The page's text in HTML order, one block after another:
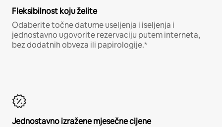
Fleksibilnost koju želite
Odaberite točne datume useljenja i iseljenja i
jednostavno ugovorite rezervaciju putem interneta,
bez dodatnih obveza ili papirologije.*
Jednostavno izražene mjesečne cijene